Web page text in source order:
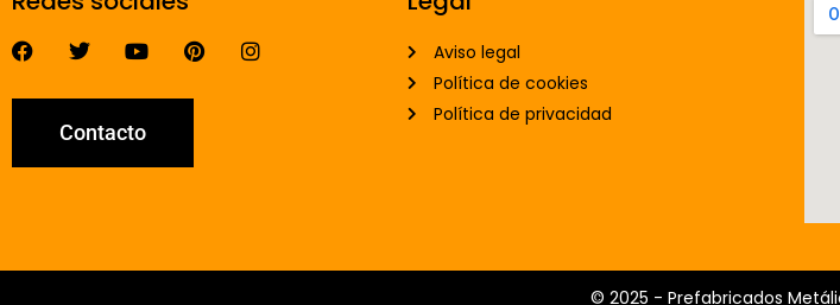
Contacto
Aviso legal
Política de cookies
Política de privacidad
© 2025 - Prefabricados